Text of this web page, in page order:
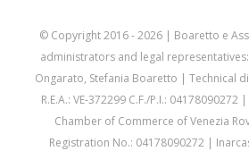
© Copyright 2016 -2026 | Boaretto e
administrators and legal
Ongarato, Stefania Boaretto | Technical
R.E.A.: VE-372299 C.F./P.I.: 04178090272
Chamber of Commerce of Venezia
Registration No.: 04178090272 |